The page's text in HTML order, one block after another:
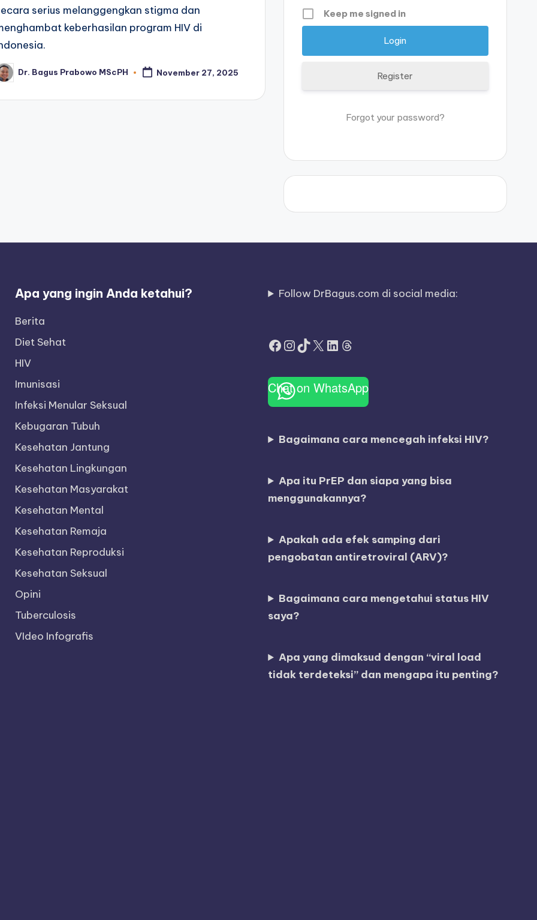
serius melanggengkan stigma dan
keberhasilan program HIV di
Dr. Bagus Prabowo MScPH November 27, 2025
Keep me signed in
Register
Forgot your password?
Apa yang ingin Anda ketahui?
Berita
Diet Sehat
HIV
Imunisasi
Infeksi Menular Seksual
Kebugaran Tubuh
Kesehatan Jantung
Kesehatan Lingkungan
Kesehatan Masyarakat
Kesehatan Mental
Kesehatan Remaja
Kesehatan Reproduksi
Kesehatan Seksual
Opini
Tuberculosis
VIdeo Infografis
Follow DrBagus.com di social media:
Facebook
Instagram
TikTok
X LinkedIn
Threads
Chat on WhatsApp
Bagaimana cara mencegah infeksi HIV?
Apa itu PrEP dan siapa yang bisa
menggunakannya?
Apakah ada efek samping dari
pengobatan antiretroviral (ARV)?
Bagaimana cara mengetahui status HIV
saya?
Apa yang dimaksud dengan “viral load
tidak terdeteksi” dan mengapa itu penting?